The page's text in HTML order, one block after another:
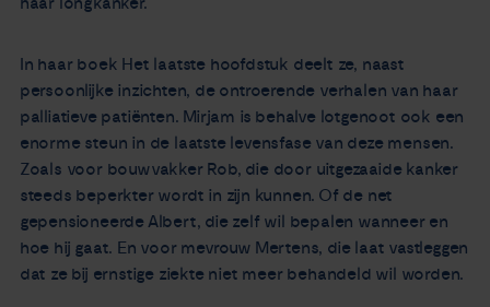
Over ons
Zorgverleners
Contact
In haar boek Het laatste hoofdstuk deelt ze, naast
persoonlijke inzichten, de ontroerende verhalen van haar
palliatieve patiënten. Mirjam is behalve lotgenoot ook een
enorme steun in de laatste levensfase van deze mensen.
Zoals voor bouwvakker Rob, die door uitgezaaide kanker
steeds beperkter wordt in zijn kunnen. Of de net
gepensioneerde Albert, die zelf wil bepalen wanneer en
hoe hij gaat. En voor mevrouw Mertens, die laat vastleggen
dat ze bij ernstige ziekte niet meer behandeld wil worden.